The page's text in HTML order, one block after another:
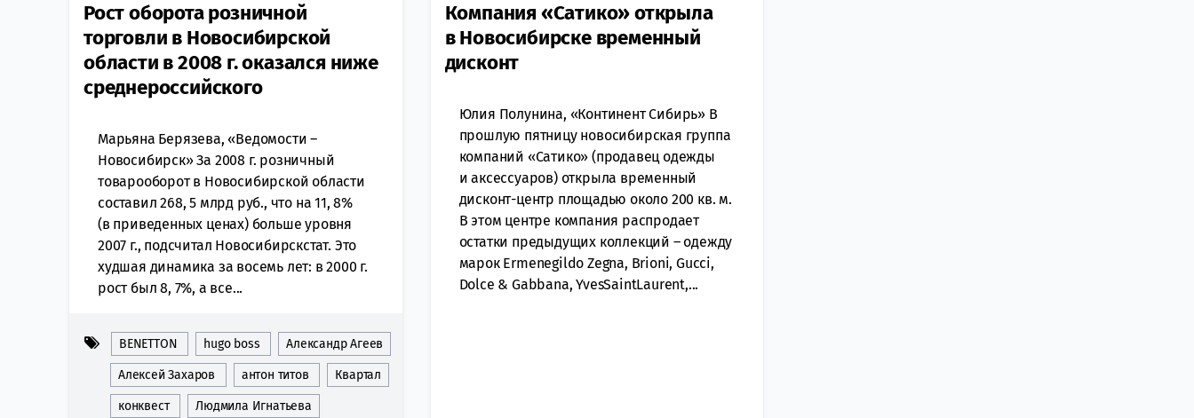
Рост оборота розничной
торговли в Новосибирской
области в 2008 г. оказался ниже
среднероссийского
Марьяна Берязева, «Ведомости –
Новосибирск» За 2008 г. розничный
товарооборот в Новосибирской области
составил 268, 5 млрд руб., что на 11, 8%
(в приведенных ценах) больше уровня
2007 г., подсчитал Новосибирскстат. Это
худшая динамика за восемь лет: в 2000 г.
рост был 8, 7%, а все...
BENETTON hugo boss Александр Агеев
Алексей Захаров антон титов Квартал
конквест Людмила Игнатьева
Компания «Сатико» открыла
в Новосибирске временный
дисконт
Юлия Полунина, «Континент Сибирь» В
прошлую пятницу новосибирская группа
компаний «Сатико» (продавец одежды
и аксессуаров) открыла временный
дисконт-центр площадью около 200 кв. м.
В этом центре компания распродает
остатки предыдущих коллекций – одежду
марок Ermenegildo Zegna, Brioni, Gucci,
Dolce & Gabbana, YvesSaintLaurent,...